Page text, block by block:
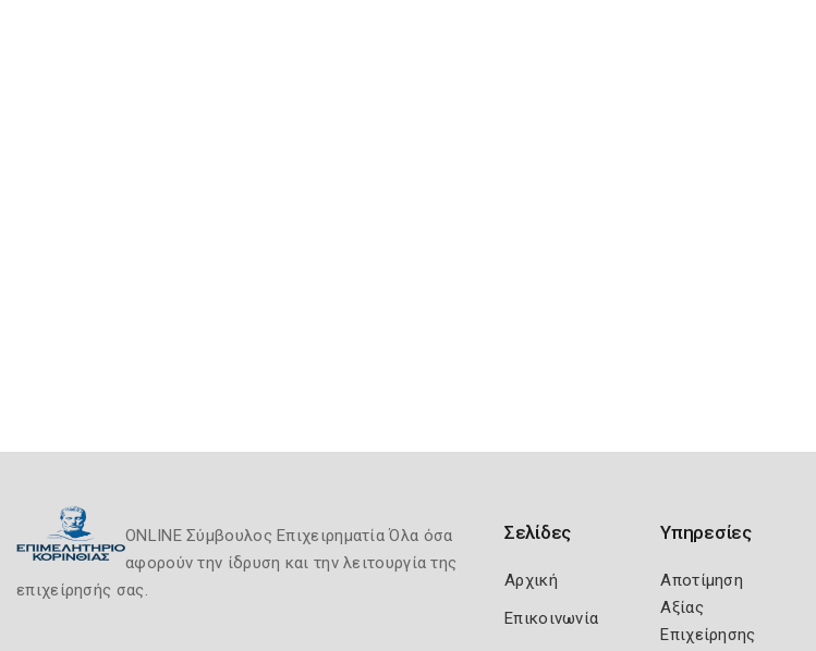
ONLINE Σύμβουλος Επιχειρηματία Όλα όσα
αφορούν την ίδρυση και την λειτουργία της
επιχείρησής σας.
Σελίδες
Αρχική
Επικοινωνία
Υπηρεσίες
Αποτίμηση
Αξίας
Επιχείρησης